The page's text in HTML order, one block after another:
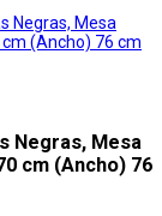
Negras, Mesa
cm (Ancho) 76